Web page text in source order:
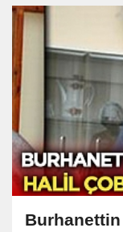
Burhanettin